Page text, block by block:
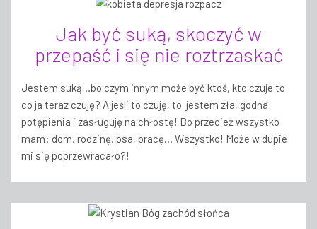
Jak być suką, skoczyć w
przepaść i się nie roztrzaskać
Jestem suką…bo czym innym może być ktoś, kto czuje to
co ja teraz czuję? A jeśli to czuję, to jestem zła, godna
potępienia i zasługuję na chłostę! Bo przecież wszystko
mam: dom, rodzinę, psa, pracę… Wszystko! Może w dupie
mi się poprzewracało?!